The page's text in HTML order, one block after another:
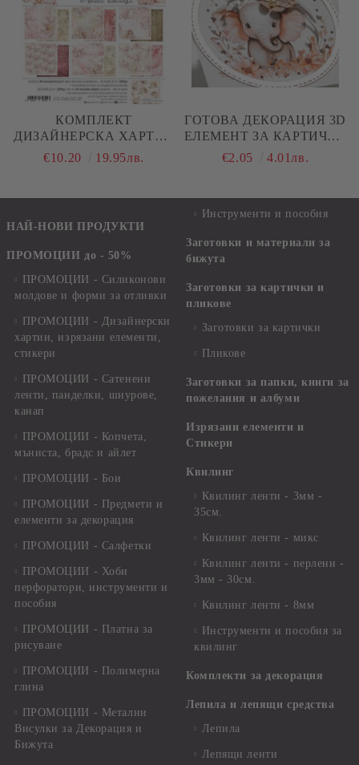
КОМПЛЕКТ
ДИЗАЙНЕРСКА ХАРТИЯ
- GIRL & CURL - 24
€10.20 19.95лв.
ГОТОВА ДЕКОРАЦИЯ 3D
ЕЛЕМЕНТ ЗА КАРТИЧКИ
И СКРАПБУК - РАМКА
€2.05 4.01лв.
НАЙ-НОВИ ПРОДУКТИ
ПРОМОЦИИ до - 50%
ПРОМОЦИИ - Силиконови
молдове и форми за отливки
ПРОМОЦИИ - Дизайнерски
хартии, изрязани елементи,
стикери
ПРОМОЦИИ - Сатенени
ленти, панделки, шнурове,
канап
ПРОМОЦИИ - Копчета,
мъниста, брадс и айлет
ПРОМОЦИИ - Бои
ПРОМОЦИИ - Предмети и
елементи за декорация
ПРОМОЦИИ - Салфетки
ПРОМОЦИИ - Хоби
перфоратори, инструменти и
пособия
ПРОМОЦИИ - Платна за
рисуване
ПРОМОЦИИ - Полимерна
глина
ПРОМОЦИИ - Метални
Висулки за Декорация и
Бижута
Инструменти и пособия
Заготовки и материали за
бижута
Заготовки за картички и
пликове
Заготовки за картички
Пликове
Заготовки за папки, книги за
пожелания и албуми
Изрязани елементи и
Стикери
Квилинг
Квилинг ленти - 3мм -
35см.
Квилинг ленти - микс
Квилинг ленти - перлени -
3мм - 30см.
Квилинг ленти - 8мм
Инструменти и пособия за
квилинг
Комплекти за декорация
Лепила и лепящи средства
Лепила
Лепящи ленти